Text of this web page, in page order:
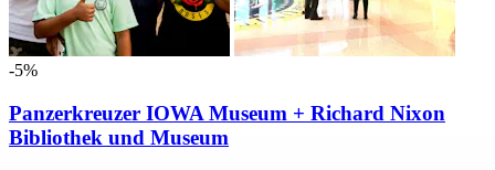
-5%
Panzerkreuzer IOWA Museum + Richard Nixon
Bibliothek und Museum